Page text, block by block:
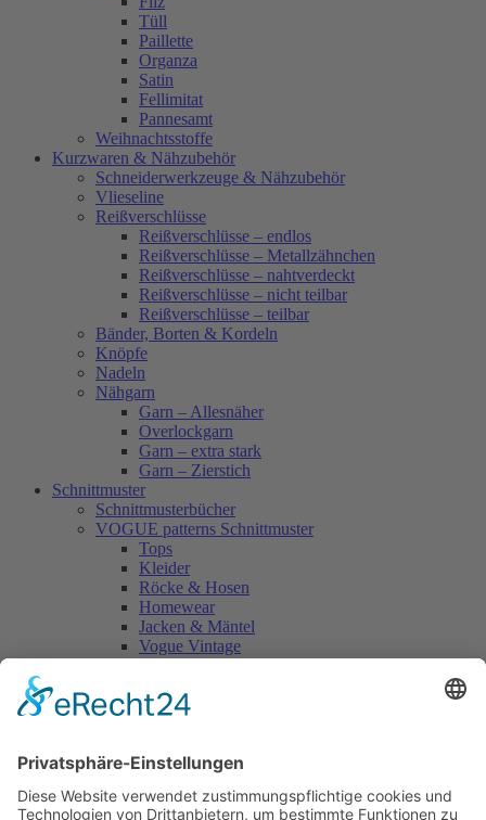
Tüll
Paillette
Organza
Satin
Fellimitat
Pannesamt
Weihnachtsstoffe
Kurzwaren & Nähzubehör
Schneiderwerkzeuge & Nähzubehör
Vlieseline
Reißverschlüsse
Reißverschlüsse – endlos
Reißverschlüsse – Metallzähnchen
Reißverschlüsse – nahtverdeckt
Reißverschlüsse – nicht teilbar
Reißverschlüsse – teilbar
Bänder, Borten & Kordeln
Knöpfe
Nadeln
Nähgarn
Garn – Allesnäher
Overlockgarn
Garn – extra stark
Garn – Zierstich
Schnittmuster
Schnittmusterbücher
VOGUE patterns Schnittmuster
Tops
Kleider
Röcke & Hosen
Homewear
Jacken & Mäntel
Vogue Vintage
Accessoires
Kleider
Homewear